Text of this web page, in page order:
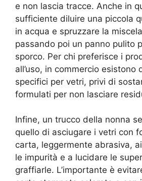
e non lascia tracce. Anche in
sufficiente diluire una piccola
in acqua e spruzzare la
passando poi un panno pulito
sporco. Per chi preferisce i
all’uso, in commercio esistono
specifici per vetri, privi di
formulati per non lasciare
Infine, un trucco della nonna
quello di asciugare i vetri con
carta, leggermente abrasiva,
le impurità e a lucidare le
graffiarle. L’importante è